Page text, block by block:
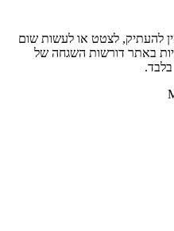
להעתיק, לצטט או לעשות שום
באתר דורשות השגחה של